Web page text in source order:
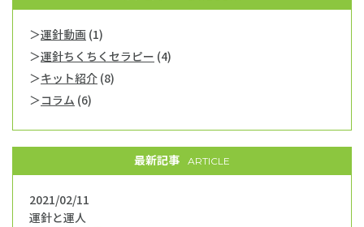
運針動画 (1)
運針ちくちくセラピー (4)
キット紹介 (8)
コラム (6)
最新記事 ARTICLE
2021/02/11
運針と運人